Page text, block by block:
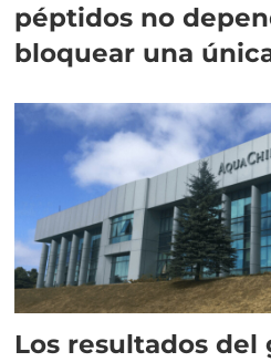
péptidos no
bloquear una
Los resultados del